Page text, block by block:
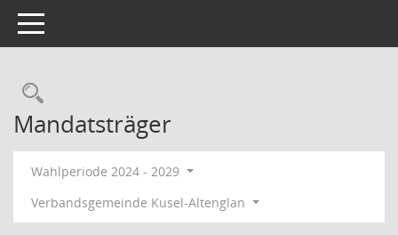
Toggle navigation
Rechercheauswahl
Mandatsträger
Wahlperiode 2024 - 2029
Verbandsgemeinde Kusel-Altenglan